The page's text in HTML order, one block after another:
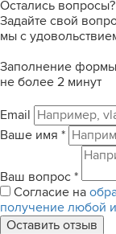
Остались вопросы?
Задайте свой
мы с
Заполнение
не более 2 минут
Email
Ваше имя *
Ваш вопрос *
Согласие на
получение любой